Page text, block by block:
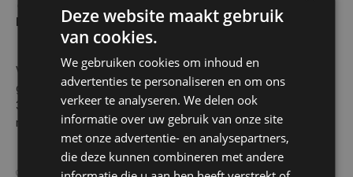
Betrouwbaar! 🔥
Voor iedereen die van avonturen in de buitenlucht houdt of
gewoon goed voorbereid wil zijn, presenteren wij de Brandpasta
3 x 100ml! Deze set is ideaal voor kampeerders, wandelaars en
noodsituaties.
✅ Gemakkelijk in Gebruik : De 100ml tubes zijn eenvoudig aan
Deze website maakt gebruik
van cookies.
We gebruiken cookies om inhoud en
advertenties te personaliseren en om ons
verkeer te analyseren. We delen ook
informatie over uw gebruik van onze site
met onze advertentie- en analysepartners,
die deze kunnen combineren met andere